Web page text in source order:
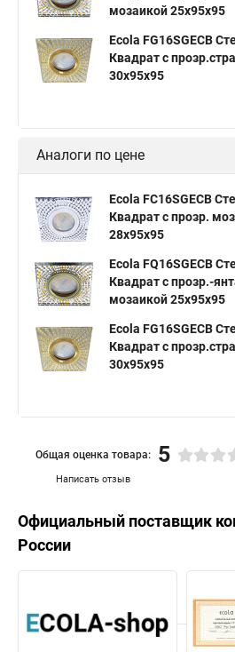
мозаикой 25x95x95
Ecola FG16SGECB
Квадрат с
30x95x95
Аналоги по цене
Ecola FC16SGECB
Квадрат с прозр.
28x95x95
Ecola FQ16SGECB
Квадрат с прозр.-
мозаикой 25x95x95
Ecola FG16SGECB
Квадрат с
30x95x95
Написать отзыв
Общая оценка товара: 5
Официальный поставщик
России